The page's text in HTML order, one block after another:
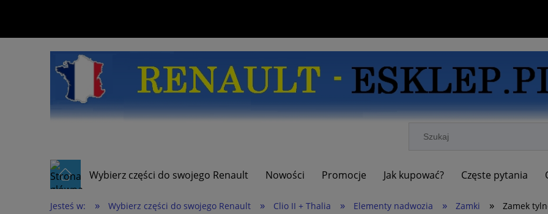
Wybierz części do swojego Renault Nowości Promocje Jak kupować? Częste pytania
Jesteś w: » Wybierz części do swojego Renault » Clio II + Thalia » Elementy nadwozia » Zamki » Zamek